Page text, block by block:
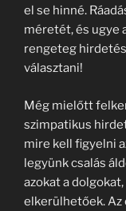
el se hinné.
méretét, és ugye
rengeteg
választani!
Még mielőtt
szimpatikus
mire kell figyelni
legyünk csalás
azokat a
elkerülhetőek. Az